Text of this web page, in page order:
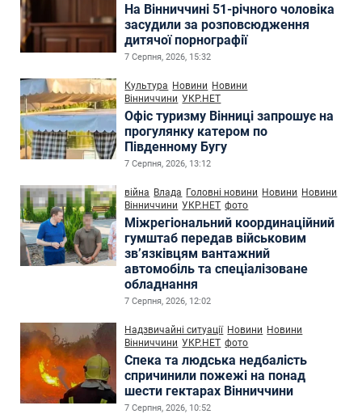
На Вінниччині 51-річного чоловіка
засудили за розповсюдження
дитячої порнографії
7 Серпня, 2026, 15:32
Культура Новини Новини
Вінниччини УКР.НЕТ
Офіс туризму Вінниці запрошує на
прогулянку катером по
Південному Бугу
7 Серпня, 2026, 13:12
війна Влада Головні новини Новини Новини
Вінниччини УКР.НЕТ фото
Міжрегіональний координаційний
гумштаб передав військовим
зв’язківцям вантажний
автомобіль та спеціалізоване
обладнання
7 Серпня, 2026, 12:02
Надзвичайні ситуації Новини Новини
Вінниччини УКР.НЕТ фото
Спека та людська недбалість
спричинили пожежі на понад
шести гектарах Вінниччини
7 Серпня, 2026, 10:52